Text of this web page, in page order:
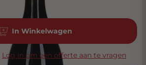
In Winkelwagen
Log in om een offerte aan te vragen